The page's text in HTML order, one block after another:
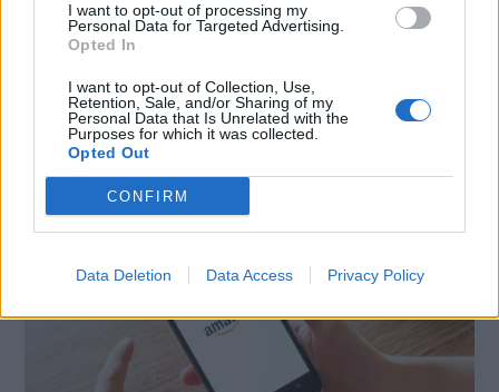
I want to opt-out of processing my
Personal Data for Targeted Advertising.
Opted In
I want to opt-out of Collection, Use,
Retention, Sale, and/or Sharing of my
Personal Data that Is Unrelated with the
Purposes for which it was collected.
Opted Out
CONFIRM
Data Deletion Data Access Privacy Policy
WhatsApp Stampa Altro
LE MIGLIORI OFFERTE AMAZON